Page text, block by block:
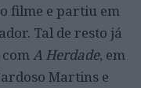
filme e partiu em
Tal de resto já
A Herdade, em
Martins e